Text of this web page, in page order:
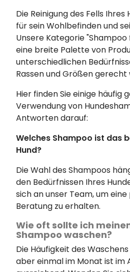
Die Reinigung des Fells
für sein Wohlbefinden und
Unsere Kategorie
eine breite Palette von
unterschiedlichen
Rassen und Größen gerecht
Hier finden Sie einige häufig
Verwendung von
Antworten darauf:
Welches Shampoo ist das
Hund?
Die Wahl des Shampoos
den Bedürfnissen Ihres
sich an unser Team, um
Beratung zu erhalten.
Wie oft sollte ich
Shampoo waschen?
Die Häufigkeit des
aber einmal im Monat ist im